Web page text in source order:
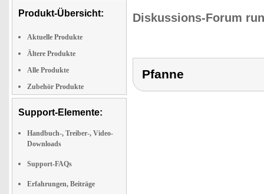
Produkt-Übersicht:
Aktuelle Produkte
Ältere Produkte
Alle Produkte
Zubehör Produkte
Support-Elemente:
Handbuch-, Treiber-, Video-
Downloads
Support-FAQs
Erfahrungen, Beiträge
Diskussions-Forum
Pfanne